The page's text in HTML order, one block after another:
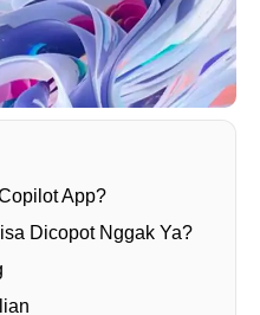
App?
Dicopot Nggak Ya?